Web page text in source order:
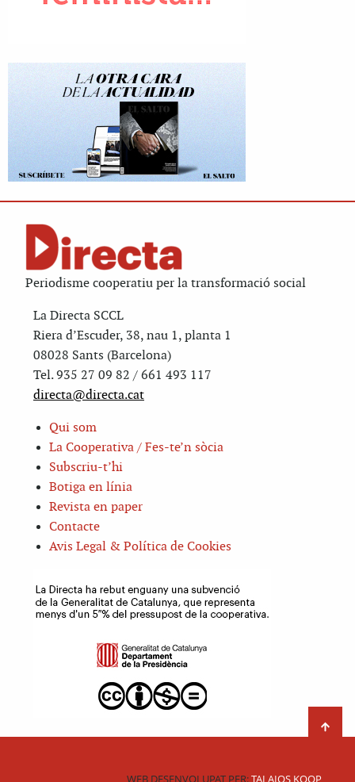
Periodisme cooperatiu per la transformació social
La Directa SCCL
Riera d’Escuder, 38, nau 1, planta 1
08028 Sants (Barcelona)
Tel. 935 27 09 82 / 661 493 117
directa@directa.cat
Qui som
La Cooperativa / Fes-te’n sòcia
Subscriu-t’hi
Botiga en línia
Revista en paper
Contacte
Avis Legal & Política de Cookies
WEB DESENVOLUPAT PER:TALAIOS KOOP